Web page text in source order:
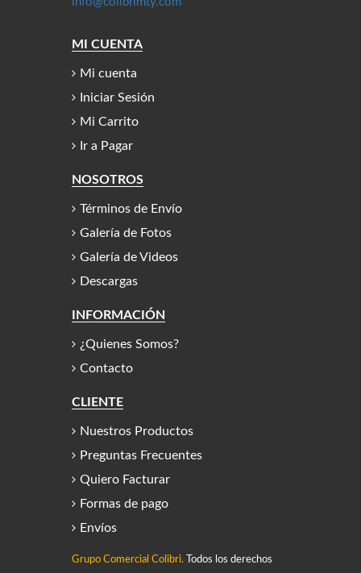
MI CUENTA
Mi cuenta
Iniciar Sesión
Mi Carrito
Ir a Pagar
NOSOTROS
Términos de Envío
Galería de Fotos
Galería de Videos
Descargas
INFORMACIÓN
¿Quienes Somos?
Contacto
CLIENTE
Nuestros Productos
Preguntas Frecuentes
Quiero Facturar
Formas de pago
Envíos
Grupo Comercial Colibri. Todos los derechos